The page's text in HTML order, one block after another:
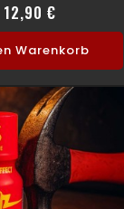
12,90 €Preis
Warenkorb